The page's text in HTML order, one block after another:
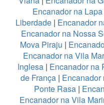
Encanador na
Liberdade | Encanador
Encanador na Nossa
Mova Piraju |
Encanador na Vila
Inglesa | Encanador na
de França | Encanador
Ponte Rasa |
Encanador na Vila